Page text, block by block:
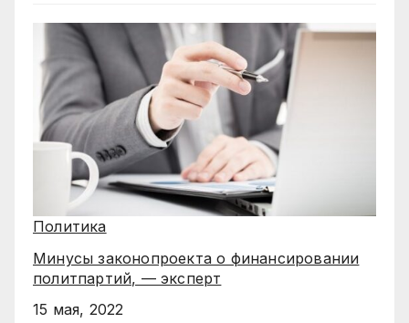
Политика
Минусы законопроекта о финансировании
политпартий, — эксперт
15 мая, 2022